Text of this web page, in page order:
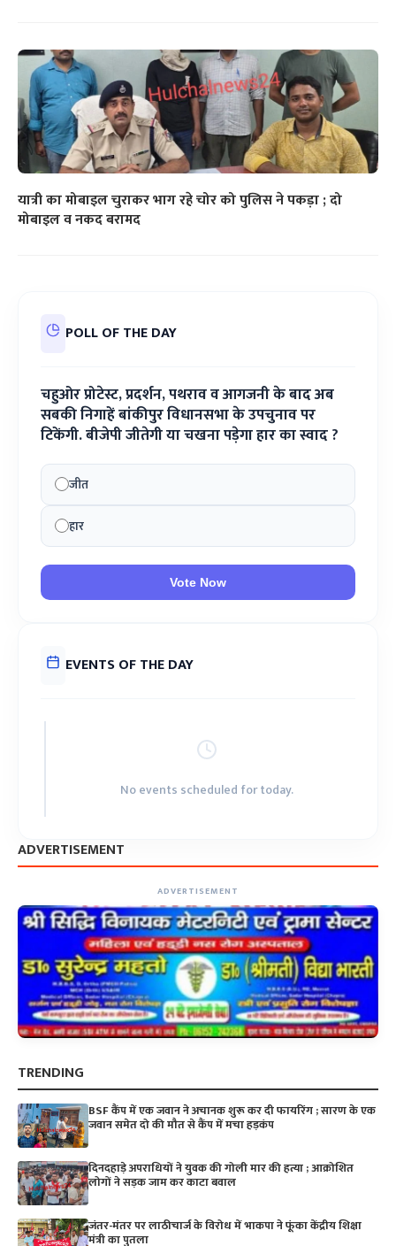
यात्री का मोबाइल चुराकर भाग रहे चोर को पुलिस ने पकड़ा ; दो
मोबाइल व नकद बरामद
POLL OF THE DAY
चहुओर प्रोटेस्ट, प्रदर्शन, पथराव व आगजनी के बाद अब
सबकी निगाहें बांकीपुर विधानसभा के उपचुनाव पर
टिकेंगी. बीजेपी जीतेगी या चखना पड़ेगा हार का स्वाद ?
जीत
हार
Vote Now
EVENTS OF THE DAY
No events scheduled for today.
ADVERTISEMENT
ADVERTISEMENT
TRENDING
BSF कैंप में एक जवान ने अचानक शुरू कर दी फायरिंग ; सारण के एक
जवान समेत दो की मौत से कैंप में मचा हड़कंप
दिनदहाड़े अपराधियों ने युवक की गोली मार की हत्या ; आक्रोशित
लोगों ने सड़क जाम कर काटा बवाल
जंतर-मंतर पर लाठीचार्ज के विरोध में भाकपा ने फूंका केंद्रीय शिक्षा
मंत्री का पुतला